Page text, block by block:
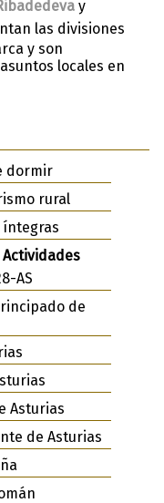
y
las divisiones
y son
locales en
dormir
rural
íntegras
AS
de
Asturias
de Asturias